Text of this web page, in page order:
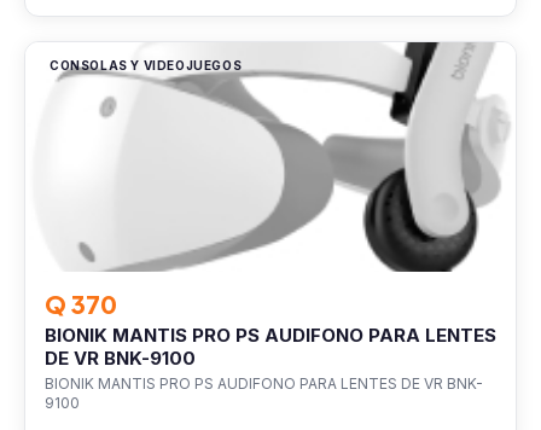
CONSOLAS Y VIDEOJUEGOS
Q 370
BIONIK MANTIS PRO PS AUDIFONO PARA LENTES
DE VR BNK-9100
BIONIK MANTIS PRO PS AUDIFONO PARA LENTES DE VR BNK-
9100